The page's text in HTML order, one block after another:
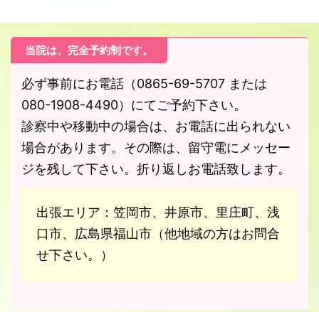
当院は、完全予約制です。
必ず事前にお電話（0865-69-5707 または
080-1908-4490）にてご予約下さい。
診察中や移動中の場合は、お電話に出られない
場合があります。その際は、留守電にメッセー
ジを残して下さい。折り返しお電話致します。
出張エリア：笠岡市、井原市、里庄町、浅
口市、広島県福山市（他地域の方はお問合
せ下さい。）